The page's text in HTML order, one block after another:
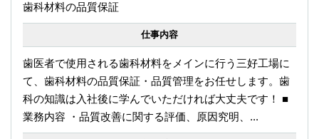
歯科材料の品質保証
仕事内容
歯医者で使用される歯科材料をメインに行う三好工場に
て、歯科材料の品質保証・品質管理をお任せします。歯
科の知識は入社後に学んでいただければ大丈夫です！ ■
業務内容 ・品質改善に関する評価、原因究明、...